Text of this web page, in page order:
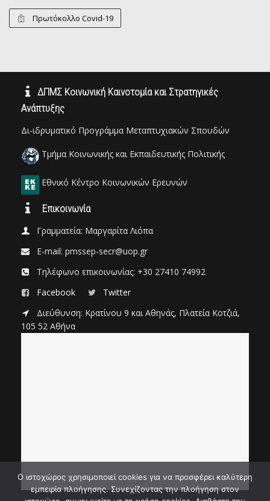
Πρωτόκολλο Covid-19
ΔΠΜΣ Κοινωνική Καινοτομία και Στρατηγικές
Ανάπτυξης
Δι-ιδρυματικό Προγράμμα Μεταπτυχιακών Σπουδών
Τμήμα Κοινωνικής και Εκπαιδευτικής Πολιτικής
Εθνικό Κέντρο Κοινωνικών Ερευνών
Επικοινωνία
Γραμματεία: Μαργαρίτα Λιόπα
E-mail: pmssep-secr@uop.gr
Τηλέφωνο επικοινωνίας: +30 27410 74992
Facebook
Twitter
Διεύθυνση: Κρατίνου 9 και Αθηνάς, Πλατεία Κοτζιά,
105 52 Αθήνα
Ο ιστοχώρος χρησιμοποιεί cookies για να προσφέρει καλύτερη
εμπειρία πλοήγησης. Συνεχίζοντας την πλοήγηση στον